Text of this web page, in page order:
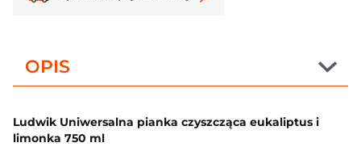
OPIS
Ludwik Uniwersalna pianka czyszcząca eukaliptus i
limonka 750 ml